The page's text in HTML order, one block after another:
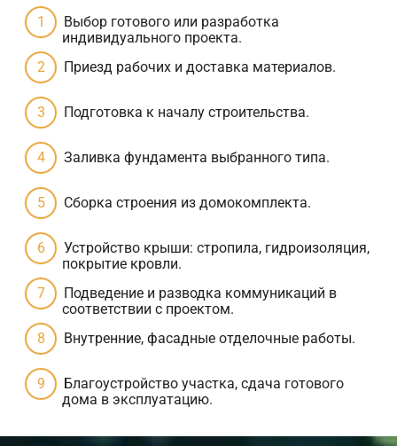
Выбор готового или разработка
индивидуального проекта.
Приезд рабочих и доставка материалов.
Подготовка к началу строительства.
Заливка фундамента выбранного типа.
Сборка строения из домокомплекта.
Устройство крыши: стропила, гидроизоляция,
покрытие кровли.
Подведение и разводка коммуникаций в
соответствии с проектом.
Внутренние, фасадные отделочные работы.
Благоустройство участка, сдача готового
дома в эксплуатацию.